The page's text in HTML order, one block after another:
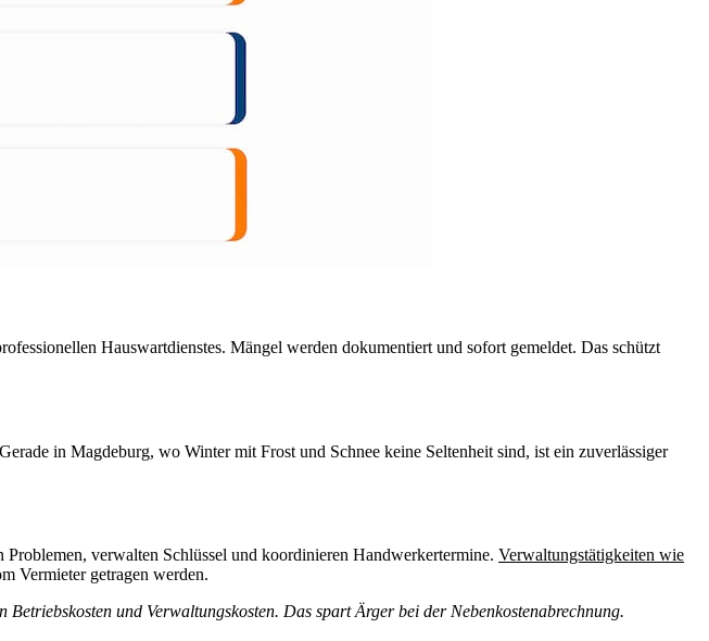
Hauswartdienstes. Mängel werden dokumentiert und sofort gemeldet. Das schützt
in Magdeburg, wo Winter mit Frost und Schnee keine Seltenheit sind, ist ein zuverlässiger
verwalten Schlüssel und koordinieren Handwerkertermine. Verwaltungstätigkeiten wie
Vermieter getragen werden.
und Verwaltungskosten. Das spart Ärger bei der Nebenkostenabrechnung.